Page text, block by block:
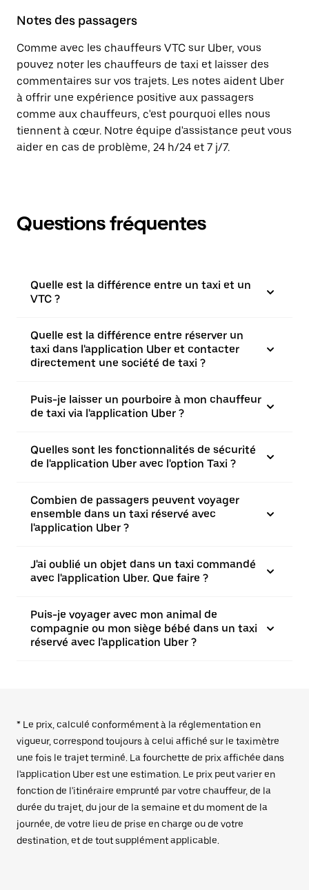
Notes des passagers
Comme avec les chauffeurs VTC sur Uber, vous
pouvez noter les chauffeurs de taxi et laisser des
commentaires sur vos trajets. Les notes aident Uber
à offrir une expérience positive aux passagers
comme aux chauffeurs, c'est pourquoi elles nous
tiennent à cœur. Notre équipe d'assistance peut vous
aider en cas de problème, 24 h/24 et 7 j/7.
Questions fréquentes
Quelle est la différence entre un taxi et un
VTC ?
Quelle est la différence entre réserver un
taxi dans l'application Uber et contacter
directement une société de taxi ?
Puis-je laisser un pourboire à mon chauffeur
de taxi via l'application Uber ?
Quelles sont les fonctionnalités de sécurité
de l'application Uber avec l'option Taxi ?
Combien de passagers peuvent voyager
ensemble dans un taxi réservé avec
l'application Uber ?
J'ai oublié un objet dans un taxi commandé
avec l'application Uber. Que faire ?
Puis-je voyager avec mon animal de
compagnie ou mon siège bébé dans un taxi
réservé avec l'application Uber ?
* Le prix, calculé conformément à la réglementation en
vigueur, correspond toujours à celui affiché sur le taximètre
une fois le trajet terminé. La fourchette de prix affichée dans
l'application Uber est une estimation. Le prix peut varier en
fonction de l'itinéraire emprunté par votre chauffeur, de la
durée du trajet, du jour de la semaine et du moment de la
journée, de votre lieu de prise en charge ou de votre
destination, et de tout supplément applicable.